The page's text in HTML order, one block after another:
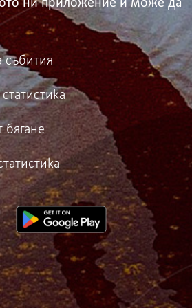
ни приложение и може да
събития
бягане